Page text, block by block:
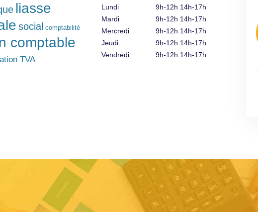
liasse
social comptabilité
comptable
TVA
Lundi
Mardi
Mercredi
Jeudi
Vendredi
9h-12h 14h-17h
9h-12h 14h-17h
9h-12h 14h-17h
9h-12h 14h-17h
9h-12h 14h-17h